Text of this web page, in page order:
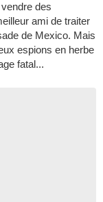
des
ami de traiter
de Mexico. Mais
espions en herbe
fatal...